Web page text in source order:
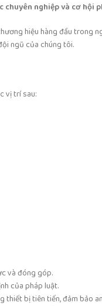
chuyên nghiệp và cơ hội
hiệu hàng đầu
ngũ của chúng tôi.
vị trí sau:
và đóng góp.
của pháp luật.
thiết bị tiên tiến, đảm bảo